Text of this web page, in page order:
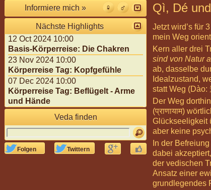
Qì, Dé
Jetzt wird’s für
mein Weg
Kern aller drei
sind von Natur
ab, dasselbe
Idealzustand,
statt Weg (Dào:
Der Weg
(प्राणायाम)
Glückseeligkeit
aber keine
In der
dabei
der vedischen
Ansatz einer
grundlegendes
Informiere mich »
Nächste Highlights
12 Oct 2024 10:00
Basis-Körperreise: Die Chakren
23 Nov 2024 10:00
Körperreise Tag: Kopfgefühle
07 Dec 2024 10:00
Körperreise Tag: Beflügelt - Arme
und Hände
Veda finden
 Folgen  Twittern  